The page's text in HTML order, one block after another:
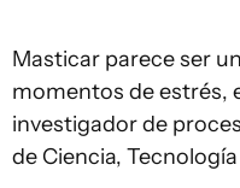
Masticar parece ser
momentos de estrés,
investigador de
de Ciencia,